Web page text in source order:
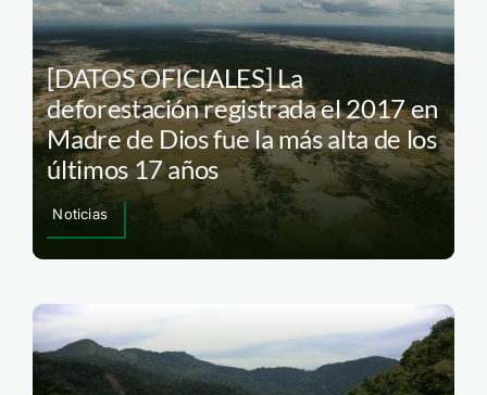
[DATOS OFICIALES] La
deforestación registrada el 2017 en
Madre de Dios fue la más alta de los
últimos 17 años
Noticias